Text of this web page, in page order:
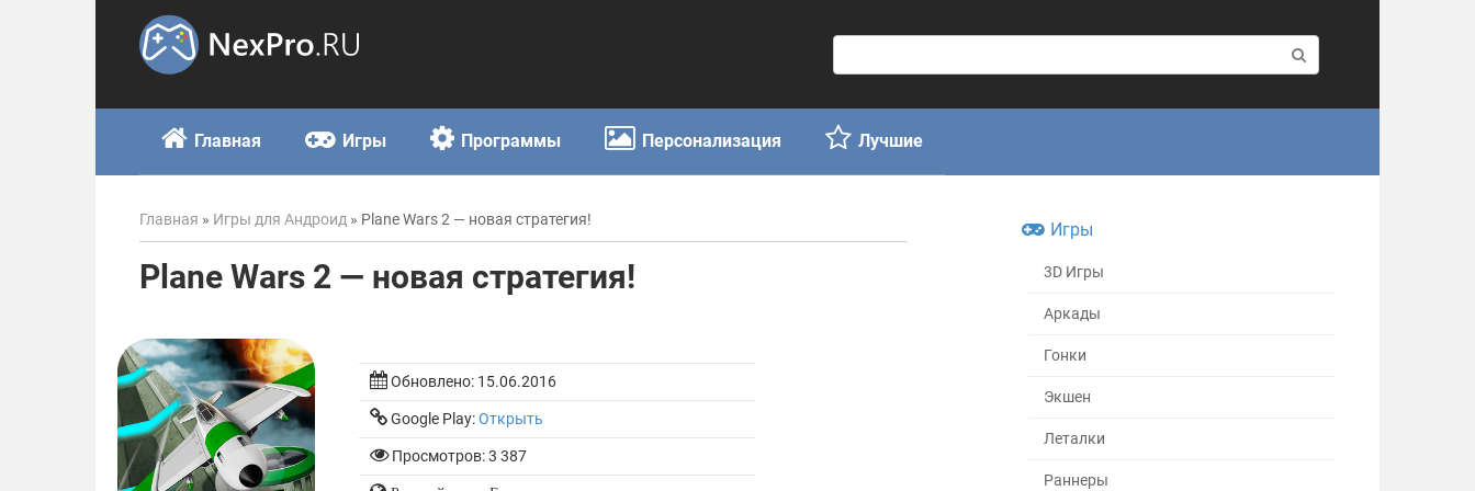
о
с
к
:
Главная Игры Программы Персонализация Лучшие
Главная » Игры для Андроид » Plane Wars 2 — новая стратегия!
Plane Wars 2 — новая стратегия!
Обновлено: 15.06.2016
Google Play:Открыть
Просмотров: 3 387
Игры
3D Игры
Аркады
Гонки
Экшен
Леталки
Раннеры